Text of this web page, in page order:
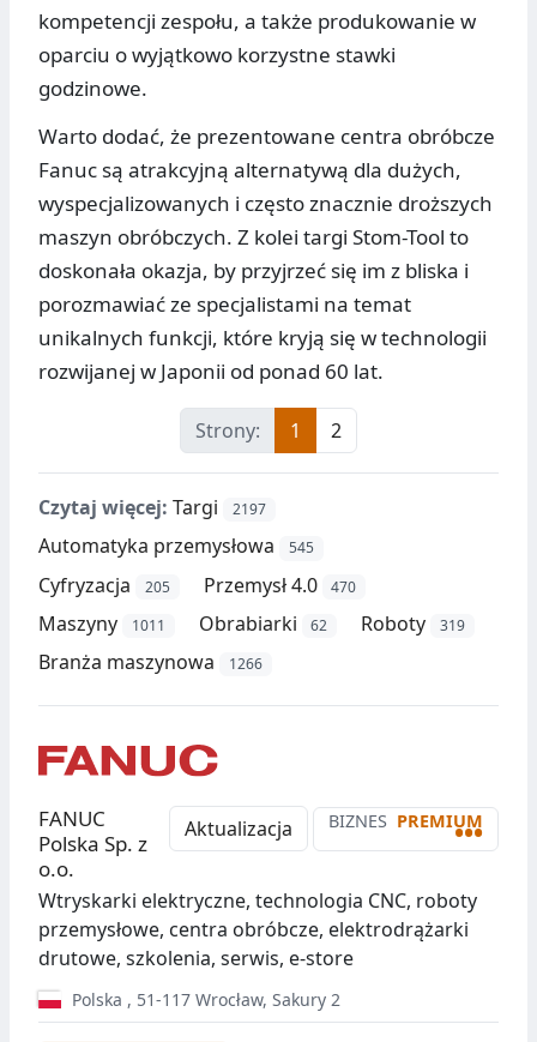
kompetencji zespołu, a także produkowanie w
oparciu o wyjątkowo korzystne stawki
godzinowe.
Warto dodać, że prezentowane centra obróbcze
Fanuc są atrakcyjną alternatywą dla dużych,
wyspecjalizowanych i często znacznie droższych
maszyn obróbczych. Z kolei targi Stom-Tool to
doskonała okazja, by przyjrzeć się im z bliska i
porozmawiać ze specjalistami na temat
unikalnych funkcji, które kryją się w technologii
rozwijanej w Japonii od ponad 60 lat.
Strony: 1 2
Czytaj więcej: Targi 2197
Automatyka przemysłowa 545
Cyfryzacja 205 Przemysł 4.0 470
Maszyny 1011 Obrabiarki 62 Roboty 319
Branża maszynowa 1266
Aktualizacja BIZNES PREMIUM
•••
FANUC
Polska Sp. z
o.o.
Wtryskarki elektryczne, technologia CNC, roboty
przemysłowe, centra obróbcze, elektrodrążarki
drutowe, szkolenia, serwis, e-store
Polska , 51-117 Wrocław, Sakury 2